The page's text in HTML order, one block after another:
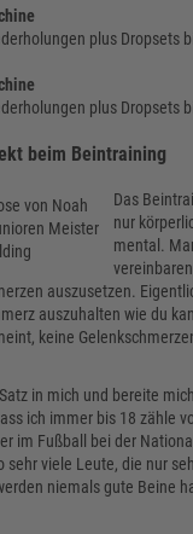
plus Dropsets
plus Dropsets
beim Beintraining
Das
nur
mental.
auszusetzen.
auszuhalten wie du
keine
in mich und bereite
ich immer bis 18 zähle
im Fußball bei der
sehr viele Leute, die nur
niemals gute Beine